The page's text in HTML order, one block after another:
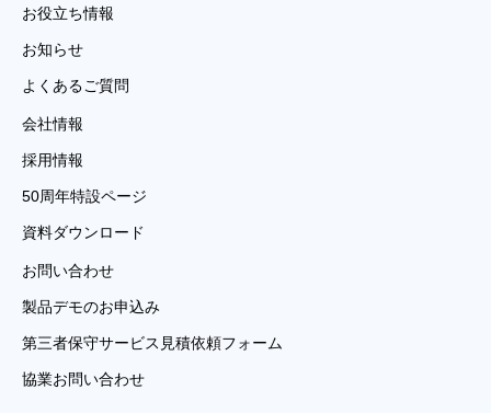
お役立ち情報
お知らせ
よくあるご質問
会社情報
採用情報
50周年特設ページ
資料ダウンロード
お問い合わせ
製品デモのお申込み
第三者保守サービス見積依頼フォーム
協業お問い合わせ